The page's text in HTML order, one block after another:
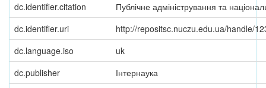
dc.identifier.citation
Публічне адміністрування та
dc.identifier.uri
http://repositsc.nuczu.edu.ua/handle/
dc.language.iso
uk
dc.publisher
Інтернаука